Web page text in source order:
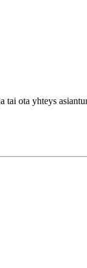
sivusto
tai ota yhteys